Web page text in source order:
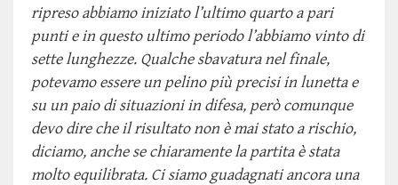
ripreso abbiamo iniziato l’ultimo quarto a pari
punti e in questo ultimo periodo l’abbiamo vinto di
sette lunghezze. Qualche sbavatura nel finale,
potevamo essere un pelino più precisi in lunetta e
su un paio di situazioni in difesa, però comunque
devo dire che il risultato non è mai stato a rischio,
diciamo, anche se chiaramente la partita è stata
molto equilibrata. Ci siamo guadagnati ancora una